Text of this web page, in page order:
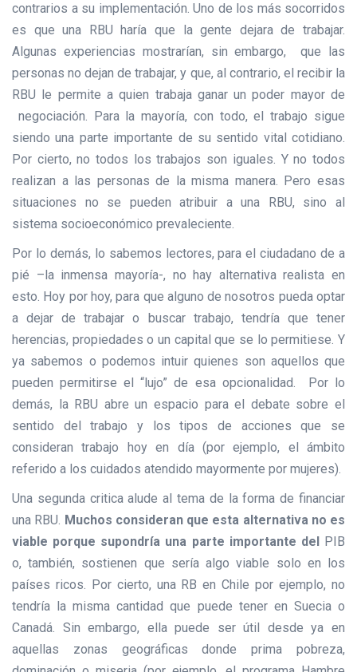
contrarios a su implementación. Uno de los más socorridos
es que una RBU haría que la gente dejara de trabajar.
Algunas experiencias mostrarían, sin embargo, que las
personas no dejan de trabajar, y que, al contrario, el recibir la
RBU le permite a quien trabaja ganar un poder mayor de
negociación. Para la mayoría, con todo, el trabajo sigue
siendo una parte importante de su sentido vital cotidiano.
Por cierto, no todos los trabajos son iguales. Y no todos
realizan a las personas de la misma manera. Pero esas
situaciones no se pueden atribuir a una RBU, sino al
sistema socioeconómico prevaleciente.
Por lo demás, lo sabemos lectores, para el ciudadano de a
pié –la inmensa mayoría-, no hay alternativa realista en
esto. Hoy por hoy, para que alguno de nosotros pueda optar
a dejar de trabajar o buscar trabajo, tendría que tener
herencias, propiedades o un capital que se lo permitiese. Y
ya sabemos o podemos intuir quienes son aquellos que
pueden permitirse el “lujo” de esa opcionalidad. Por lo
demás, la RBU abre un espacio para el debate sobre el
sentido del trabajo y los tipos de acciones que se
consideran trabajo hoy en día (por ejemplo, el ámbito
referido a los cuidados atendido mayormente por mujeres).
Una segunda critica alude al tema de la forma de financiar
una RBU. Muchos consideran que esta alternativa no es
viable porque supondría una parte importante del
PIB
o, también, sostienen que sería algo viable solo en los
países ricos. Por cierto, una RB en Chile por ejemplo, no
tendría la misma cantidad que puede tener en Suecia o
Canadá. Sin embargo, ella puede ser útil desde ya en
aquellas zonas geográficas donde prima pobreza,